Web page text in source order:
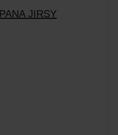
JIRSY